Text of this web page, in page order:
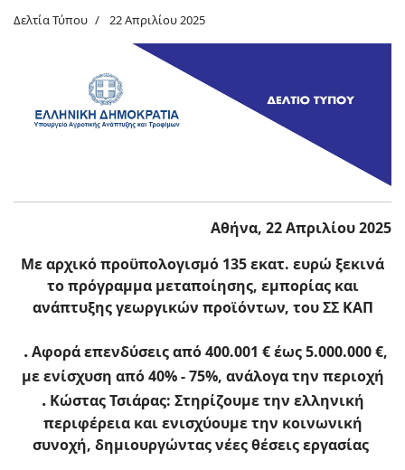
Δελτία Τύπου 22 Απριλίου 2025
Αθήνα, 22 Απριλίου 2025
Με αρχικό προϋπολογισμό 135 εκατ. ευρώ ξεκινά
το πρόγραμμα μεταποίησης, εμπορίας και
ανάπτυξης γεωργικών προϊόντων, του ΣΣ ΚΑΠ
. Αφορά επενδύσεις από 400.001 € έως 5.000.000 €,
με ενίσχυση από 40% - 75%, ανάλογα την περιοχή
.Κώστας Τσιάρας: Στηρίζουμε την ελληνική
περιφέρεια και ενισχύουμε την κοινωνική
συνοχή, δημιουργώντας νέες θέσεις εργασίας